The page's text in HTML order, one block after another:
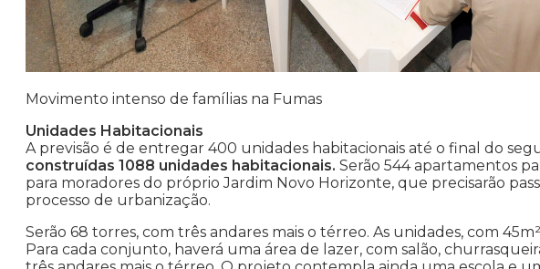
Movimento intenso de famílias na Fumas
Unidades Habitacionais
A previsão é de entregar 400 unidades habitacionais até o final do
construídas 1088 unidades habitacionais. Serão 544 apartamentos
para moradores do próprio Jardim Novo Horizonte, que precisarão
processo de urbanização.
Serão 68 torres, com três andares mais o térreo. As unidades, com
Para cada conjunto, haverá uma área de lazer, com salão,